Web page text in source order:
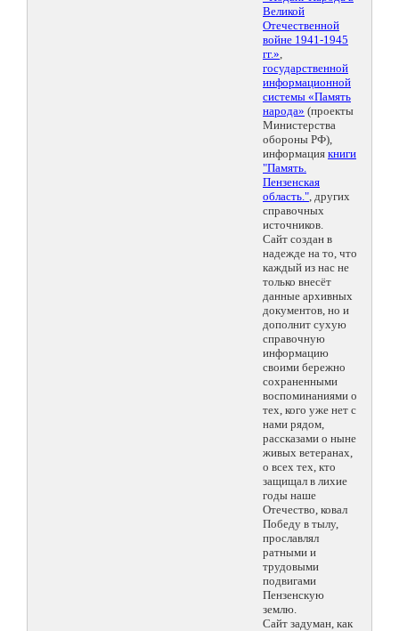
Великой
Отечественной
войне 1941-1945
гг.»,
государственной
информационной
системы «Память
народа» (проекты
Министерства
обороны РФ),
информация книги
"Память.
Пензенская
область.", других
справочных
источников.
Сайт создан в
надежде на то, что
каждый из нас не
только внесёт
данные архивных
документов, но и
дополнит сухую
справочную
информацию
своими бережно
сохраненными
воспоминаниями о
тех, кого уже нет с
нами рядом,
рассказами о ныне
живых ветеранах,
о всех тех, кто
защищал в лихие
годы наше
Отечество, ковал
Победу в тылу,
прославлял
ратными и
трудовыми
подвигами
Пензенскую
землю.
Сайт задуман, как